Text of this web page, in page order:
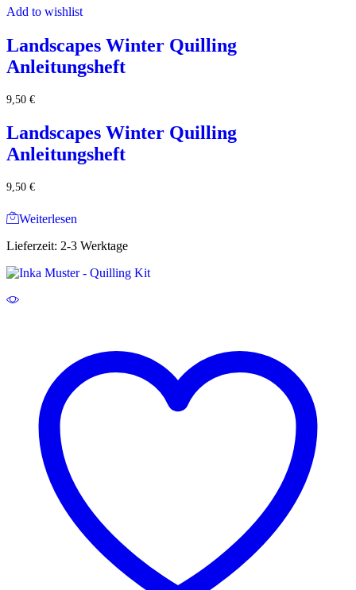
Add to wishlist
Landscapes Winter Quilling
Anleitungsheft
9,50 €
Landscapes Winter Quilling
Anleitungsheft
9,50 €
Weiterlesen
Lieferzeit: 2-3 Werktage